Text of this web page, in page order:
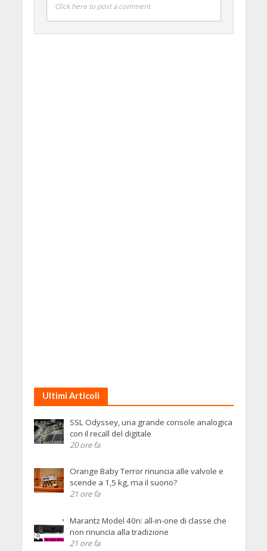
Click here to post a comment
Ultimi Articoli
SSL Odyssey, una grande console analogica
con il recall del digitale
20 ore fa
Orange Baby Terror rinuncia alle valvole e
scende a 1,5 kg, ma il suono?
21 ore fa
Marantz Model 40n: all-in-one di classe che
non rinuncia alla tradizione
21 ore fa